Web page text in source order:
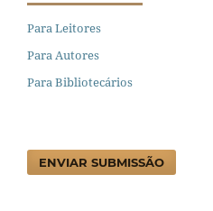
Para Leitores
Para Autores
Para Bibliotecários
ENVIAR SUBMISSÃO